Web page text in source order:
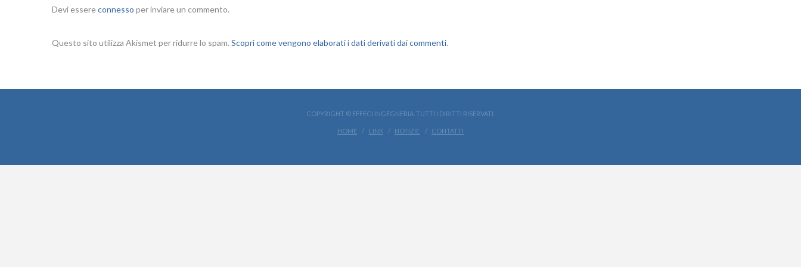
Devi essereconnesso per inviare un commento.
Questo sito utilizza Akismet per ridurre lo spam. Scopri come vengono elaborati i dati derivati dai commenti.
COPYRIGHT © EFFECI INGEGNERIA. TUTTI I DIRITTI RISERVATI.
HOME LINK NOTIZIE CONTATTI